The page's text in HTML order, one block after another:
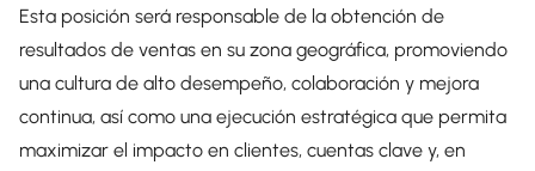
Esta posición será responsable de la obtención de
resultados de ventas en su zona geográfica, promoviendo
una cultura de alto desempeño, colaboración y mejora
continua, así como una ejecución estratégica que permita
maximizar el impacto en clientes, cuentas clave y, en